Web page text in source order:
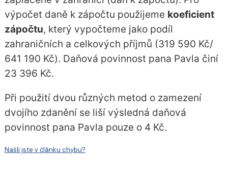
výpočet daně k zápočtu použijeme koeficient
zápočtu, který vypočteme jako podíl
zahraničních a celkových příjmů (319 590 Kč/
641 190 Kč). Daňová povinnost pana Pavla činí
23 396 Kč.
Při použití dvou různých metod o zamezení
dvojího zdanění se liší výsledná daňová
povinnost pana Pavla pouze o 4 Kč.
Našli jste v článku chybu?